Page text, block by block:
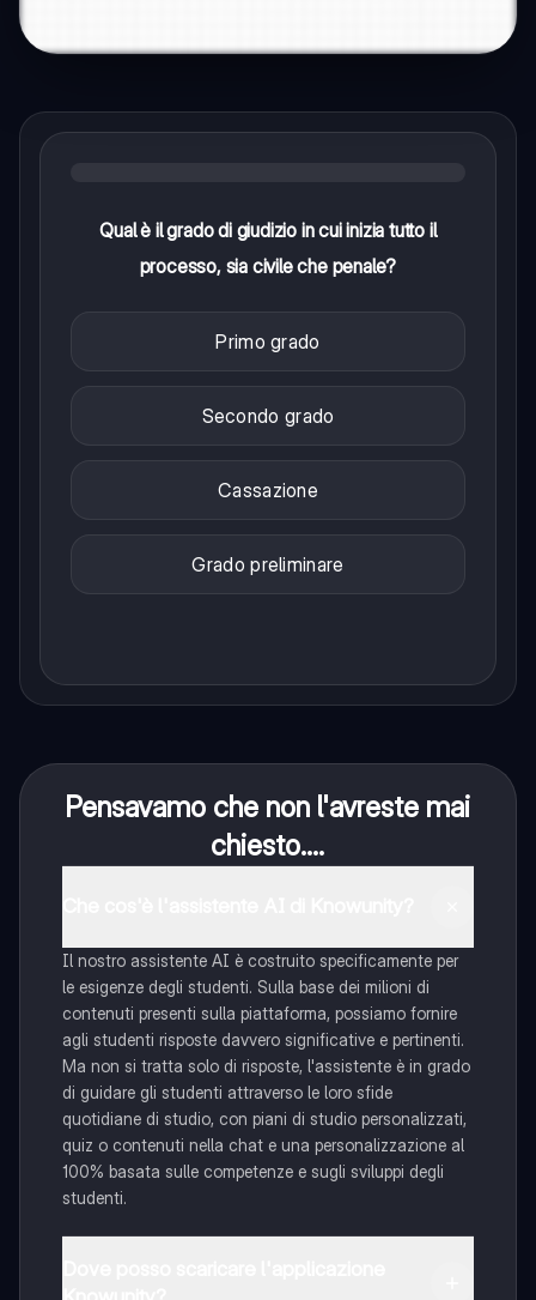
Qual è il grado di giudizio in cui inizia tutto il
processo, sia civile che penale?
Primo grado
Secondo grado
Cassazione
Grado preliminare
Pensavamo che non l'avreste mai
chiesto....
Il nostro assistente AI è costruito specificamente per
le esigenze degli studenti. Sulla base dei milioni di
contenuti presenti sulla piattaforma, possiamo fornire
agli studenti risposte davvero significative e pertinenti.
Ma non si tratta solo di risposte, l'assistente è in grado
di guidare gli studenti attraverso le loro sfide
quotidiane di studio, con piani di studio personalizzati,
quiz o contenuti nella chat e una personalizzazione al
100% basata sulle competenze e sugli sviluppi degli
studenti.